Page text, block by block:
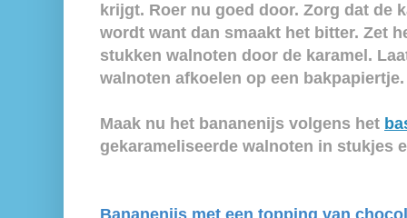
krijgt. Roer nu goed door. Zorg dat de
wordt want dan smaakt het bitter. Zet
stukken walnoten door de karamel.
walnoten afkoelen op een bakpapiertje.
Maak nu het bananenijs volgens het
gekarameliseerde walnoten in stukjes